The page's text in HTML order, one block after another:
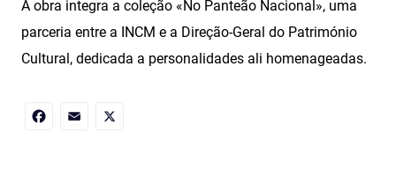
A obra integra a coleção «No Panteão Nacional», uma
parceria entre a INCM e a Direção‑Geral do Património
Cultural, dedicada a personalidades ali homenageadas.